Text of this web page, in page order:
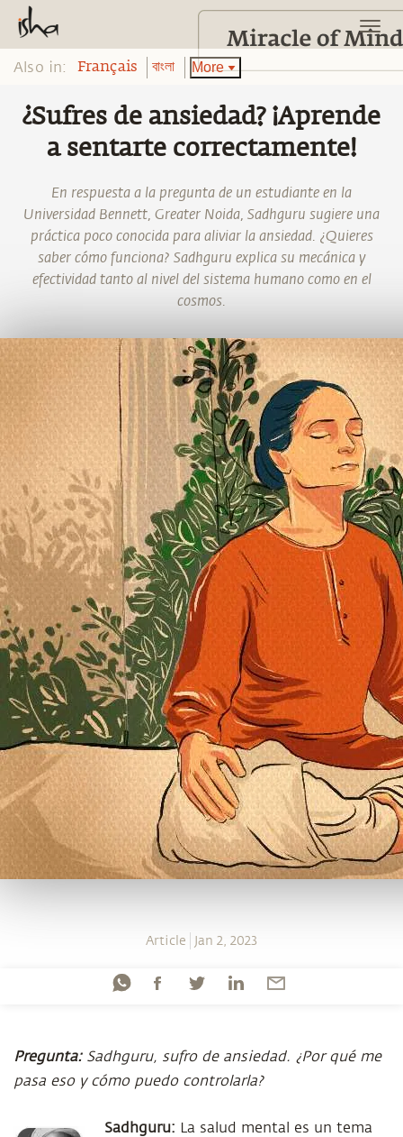
Also in: Français বাংলা More
¿Sufres de ansiedad? ¡Aprende
a sentarte correctamente!
En respuesta a la pregunta de un estudiante en la
Universidad Bennett, Greater Noida, Sadhguru sugiere una
práctica poco conocida para aliviar la ansiedad. ¿Quieres
saber cómo funciona? Sadhguru explica su mecánica y
efectividad tanto al nivel del sistema humano como en el
cosmos.
Article Jan 2, 2023
Pregunta:Sadhguru, sufro de ansiedad. ¿Por qué me
pasa eso y cómo puedo controlarla?
Sadhguru: La salud mental es un tema